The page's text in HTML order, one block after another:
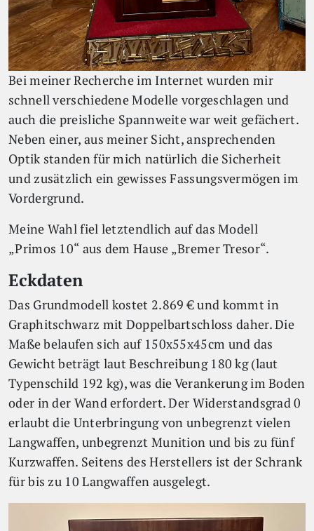
Bei meiner Recherche im Internet wurden mir
schnell verschiedene Modelle vorgeschlagen und
auch die preisliche Spannweite war weit gefächert.
Neben einer, aus meiner Sicht, ansprechenden
Optik standen für mich natürlich die Sicherheit
und zusätzlich ein gewisses Fassungsvermögen im
Vordergrund.
Meine Wahl fiel letztendlich auf das Modell
„Primos 10“ aus dem Hause „Bremer Tresor“.
Eckdaten
Das Grundmodell kostet 2.869 € und kommt in
Graphitschwarz mit Doppelbartschloss daher. Die
Maße belaufen sich auf 150x55x45cm und das
Gewicht beträgt laut Beschreibung 180 kg (laut
Typenschild 192 kg), was die Verankerung im Boden
oder in der Wand erfordert. Der Widerstandsgrad 0
erlaubt die Unterbringung von unbegrenzt vielen
Langwaffen, unbegrenzt Munition und bis zu fünf
Kurzwaffen. Seitens des Herstellers ist der Schrank
für bis zu 10 Langwaffen ausgelegt.